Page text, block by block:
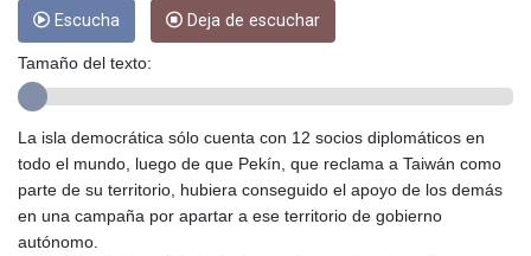
GHS 13.526832
GIP 0.857252
GNF
GTQ 8.794891
GYD 241.157003
HKD 9.067746
HNL 30.895616
Escucha Deja de escuchar
Tamaño del texto:
La isla democrática sólo cuenta con 12 socios diplomáticos en
todo el mundo, luego de que Pekín, que reclama a Taiwán como
parte de su territorio, hubiera conseguido el apoyo de los demás
en una campaña por apartar a ese territorio de gobierno
autónomo.